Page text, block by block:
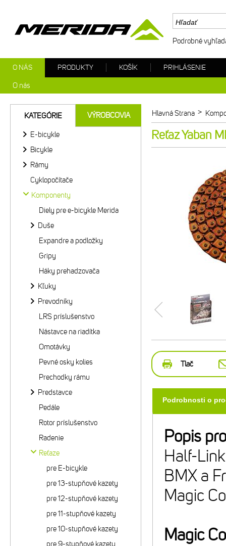
Hlavná Strana >
Reťaz Yaban
Tlač
Podrobnosti o
Popis
Half-
BMX a
Magic
Magic
KATEGÓRIE VÝROBCOVIA
E-bicykle
Bicykle
Rámy
Cyklopočítače
Komponenty
Diely pre e-bicykle Merida
Duše
Expandre a podložky
Gripy
Háky prehadzovača
Kľuky
Prevodníky
LRS príslušenstvo
Nástavce na riadítka
Omotávky
Pevné osky kolies
Prechodky rámu
Predstavce
Pedále
Rotor príslušenstvo
Radenie
Reťaze
pre E-bicykle
pre 13-stupňové kazety
pre 12-stupňové kazety
pre 11-stupňové kazety
pre 10-stupňové kazety
pre 9-stupňové kazety
Podrobné
O NÁS
O nás
PRODUKTY KOŠÍK PRIHLÁSENIE